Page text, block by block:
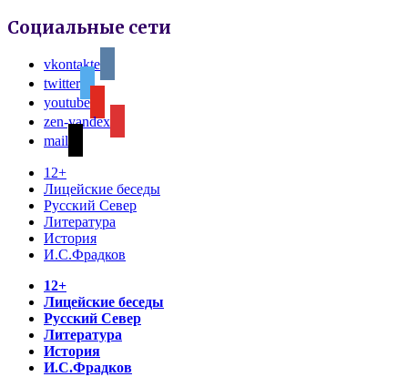
Социальные сети
vkontakte
twitter
youtube
zen-yandex
mail
12+
Лицейские беседы
Русский Север
Литература
История
И.С.Фрадков
12+
Лицейские беседы
Русский Север
Литература
История
И.С.Фрадков